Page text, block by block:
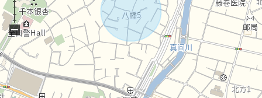
・碗橱新设
・室内清洁
▼周边环境
・COLTON PLAZA是步行10分钟的范围以内
■ 在找想要的家方面给予帮助的━━━━━・・・
房源的详细、需讨论是如有意向，请跟我们联系。
−